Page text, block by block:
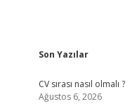
Sidebar
Son Yazılar
CV sırası nasıl olmalı ?
Ağustos 6, 2026